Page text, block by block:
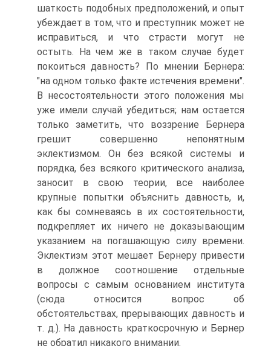
шаткость подобных предположений, и опыт
убеждает в том, что и преступник может не
исправиться, и что страсти могут не
остыть. На чем же в таком случае будет
покоиться давность? По мнении Бернера:
"на одном только факте истечения времени".
В несостоятельности этого положения мы
уже имели случай убедиться; нам остается
только заметить, что воззрение Бернера
грешит совершенно непонятным
эклектизмом. Он без всякой системы и
порядка, без всякого критического анализа,
заносит в свою теории, все наиболее
крупные попытки объяснить давность, и,
как бы сомневаясь в их состоятельности,
подкрепляет их ничего не доказывающим
указанием на погашающую силу времени.
Эклектизм этот мешает Бернеру привести
в должное соотношение отдельные
вопросы с самым основанием института
(сюда относится вопрос об
обстоятельствах, прерывающих давность и
т. д.). На давность краткосрочную и Бернер
не обратил никакого внимании.